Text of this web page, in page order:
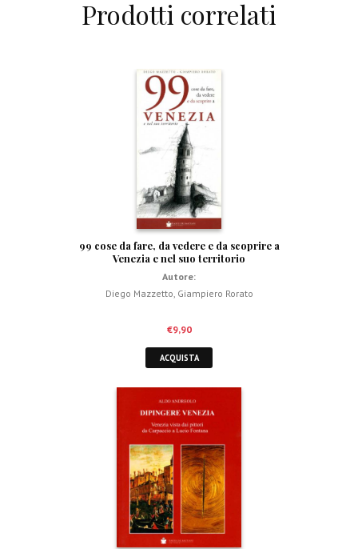
Prodotti correlati
99 cose da fare, da vedere e da scoprire a
Venezia e nel suo territorio
Autore:
Diego Mazzetto Giampiero Rorato
€9,90
ACQUISTA